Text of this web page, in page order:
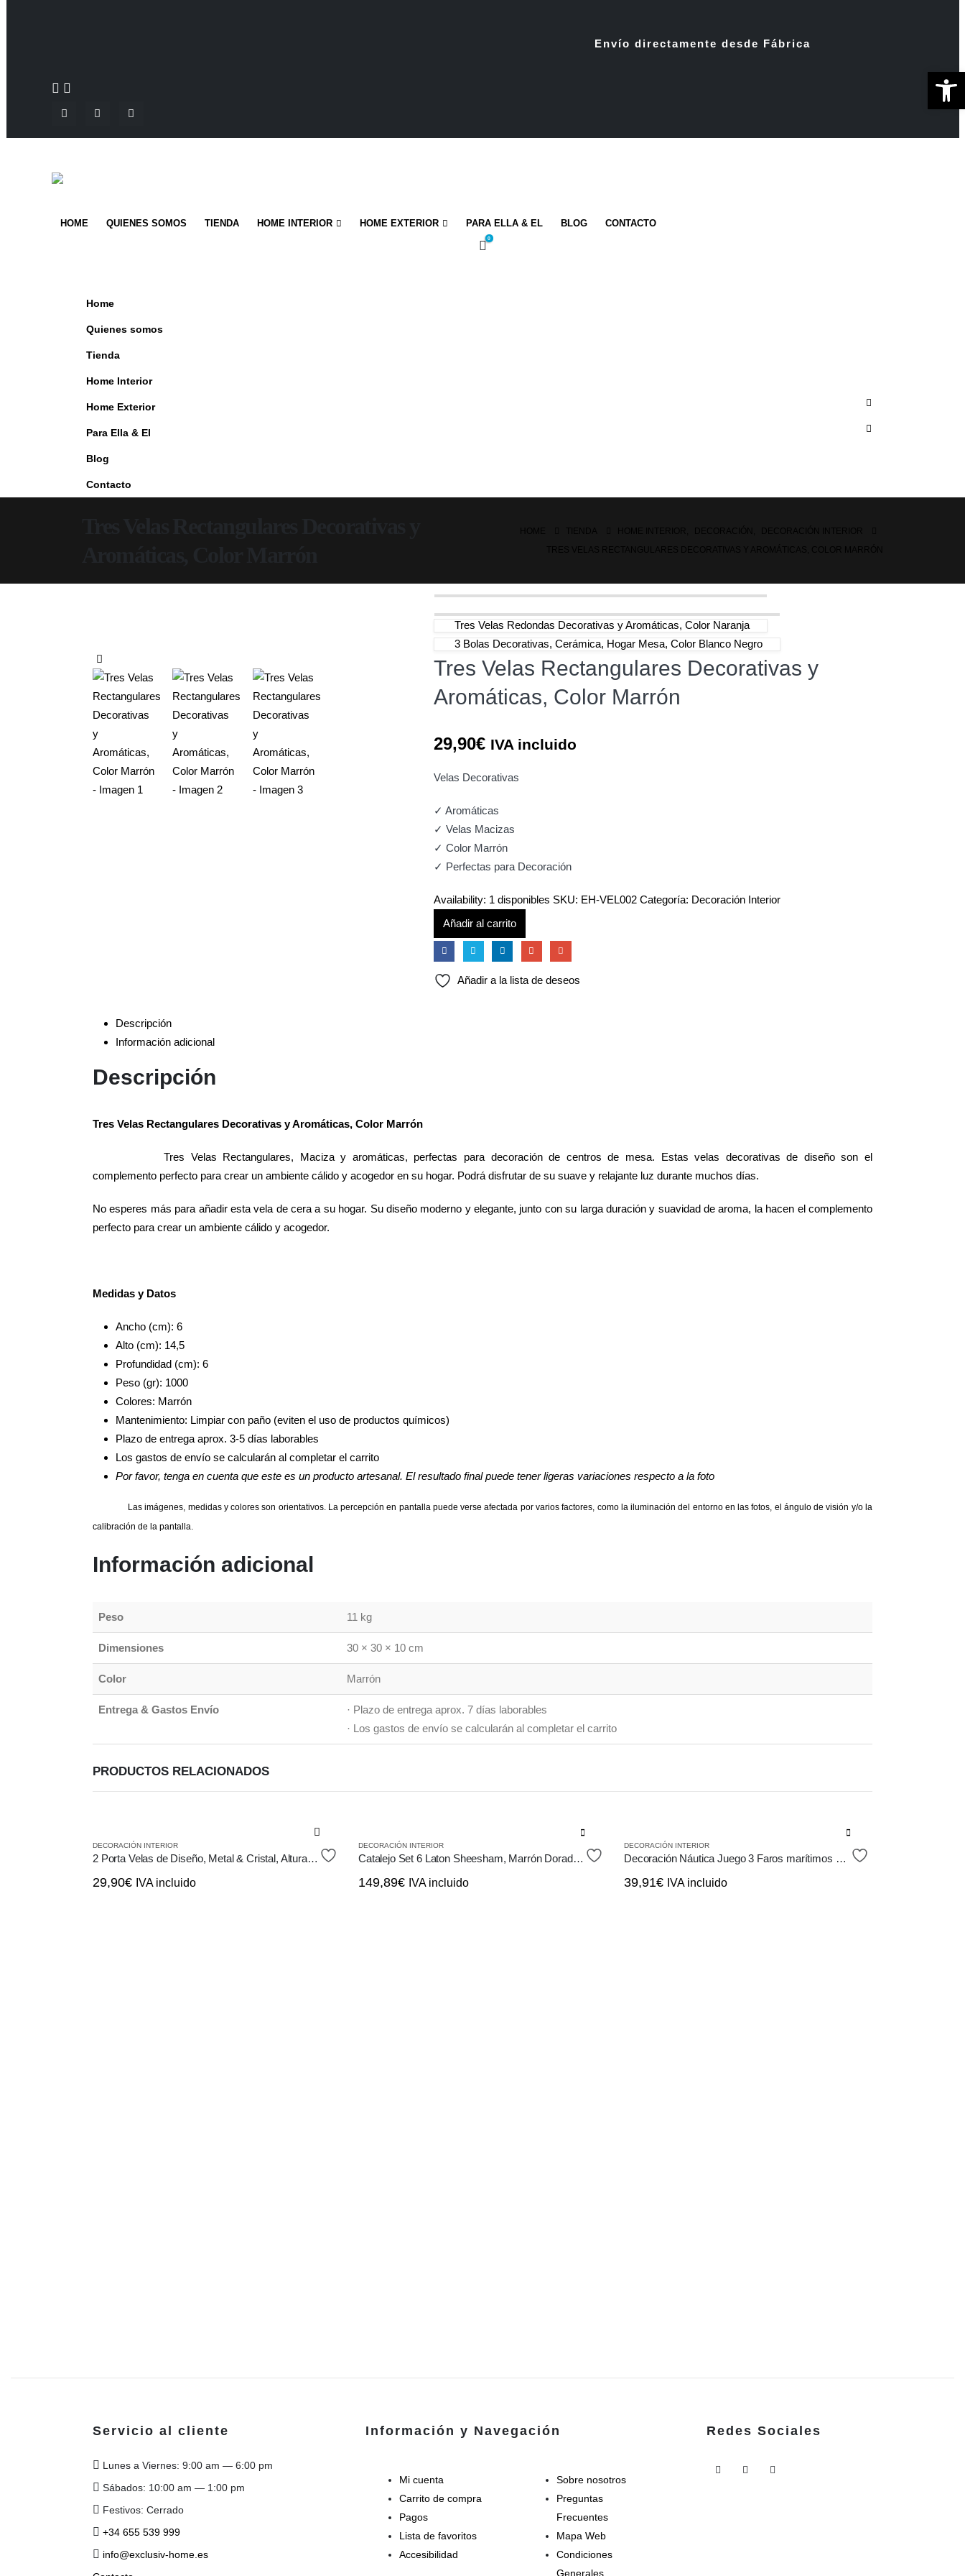
Envío directamente desde Fábrica
HOME QUIENES SOMOS TIENDA HOME INTERIOR HOME EXTERIOR PARA ELLA & EL BLOG CONTACTO
0
Home
Quienes somos
Tienda
Home Interior
Home Exterior
Para Ella & El
Blog
Contacto
Tres Velas Redondas Decorativas y Aromáticas, Color Naranja
3 Bolas Decorativas, Cerámica, Hogar Mesa, Color Blanco Negro
Tres Velas Rectangulares Decorativas y
Aromáticas, Color Marrón
29,90€ IVA incluido
Velas Decorativas
✓ Aromáticas
✓ Velas Macizas
✓ Color Marrón
✓ Perfectas para Decoración
Availability: 1 disponibles SKU: EH-VEL002 Categoría: Decoración Interior
Añadir al carrito
Añadir a la lista de deseos
Descripción
Información adicional
Descripción
Tres Velas Rectangulares Decorativas y Aromáticas, Color Marrón
Tres Velas Rectangulares, Maciza y aromáticas, perfectas para decoración de centros de mesa. Estas velas decorativas de diseño son el
complemento perfecto para crear un ambiente cálido y acogedor en su hogar. Podrá disfrutar de su suave y relajante luz durante muchos días.
No esperes más para añadir esta vela de cera a su hogar. Su diseño moderno y elegante, junto con su larga duración y suavidad de aroma, la hacen el complemento
perfecto para crear un ambiente cálido y acogedor.
Medidas y Datos
Ancho (cm): 6
Alto (cm): 14,5
Profundidad (cm): 6
Peso (gr): 1000
Colores: Marrón
Mantenimiento: Limpiar con paño (eviten el uso de productos químicos)
Plazo de entrega aprox. 3-5 días laborables
Los gastos de envío se calcularán al completar el carrito
Por favor, tenga en cuenta que este es un producto artesanal. El resultado final puede tener ligeras variaciones respecto a la foto
Las imágenes, medidas y colores son orientativos. La percepción en pantalla puede verse afectada por varios factores, como la iluminación del entorno en las fotos, el ángulo de visión y/o la
calibración de la pantalla.
Información adicional
Peso 11 kg
Dimensiones 30 × 30 × 10 cm
Color Marrón
Entrega & Gastos Envío
· Plazo de entrega aprox. 7 días laborables
· Los gastos de envío se calcularán al completar el carrito
PRODUCTOS RELACIONADOS
DECORACIÓN INTERIOR
2 Porta Velas de Diseño, Metal & Cristal, Altura 20cm
29,90€ IVA incluido
DECORACIÓN INTERIOR
Catalejo Set 6 Laton Sheesham, Marrón Dorado, Estilo Vintage
149,89€ IVA incluido
DECORACIÓN INTERIOR
Decoración Náutica Juego 3 Faros marítimos de Metal
39,91€ IVA incluido
Servicio al cliente
Lunes a Viernes: 9:00 am — 6:00 pm
Sábados: 10:00 am — 1:00 pm
Festivos: Cerrado
+34 655 539 999
info@exclusiv-home.es
Información y Navegación
Mi cuenta
Carrito de compra
Pagos
Lista de favoritos
Accesibilidad
Sobre nosotros
Preguntas
Frecuentes
Mapa Web
Condiciones
Generales
Redes Sociales